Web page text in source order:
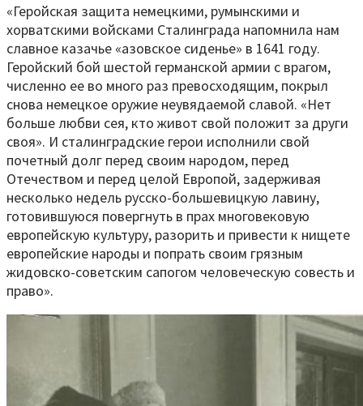
«Геройская защита немецкими, румынскими и
хорватскими войсками Сталинграда напомнила нам
славное казачье «азовское сиденье» в 1641 году.
Геройский бой шестой германской армии с врагом,
численно ее во много раз превосходящим, покрыл
снова немецкое оружие неувядаемой славой. «Нет
больше любви сея, кто живот свой положит за други
своя». И сталинградские герои исполнили свой
почетный долг перед своим народом, перед
Отечеством и перед целой Европой, задерживая
несколько недель русско-большевицкую лавину,
готовившуюся повергнуть в прах многовековую
европейскую культуру, разорить и привести к нищете
европейские народы и попрать своим грязным
жидовско-советским сапогом человеческую совесть и
право».